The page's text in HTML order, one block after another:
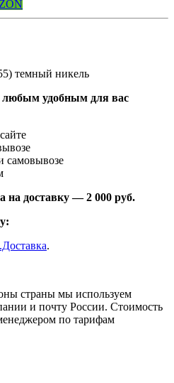
темный никель
любым удобным для вас
самовывозе
на доставку — 2 000 руб.
.
страны мы используем
и почту России. Стоимость
по тарифам